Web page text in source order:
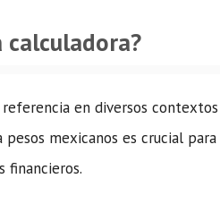
en diversos
mexicanos es crucial
financieros.